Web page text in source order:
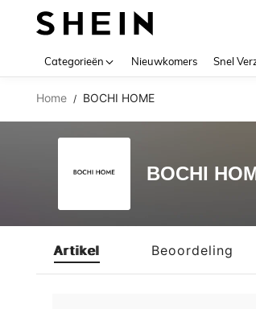
Categorieën Nieuwkomers Snel
Home / BOCHI HOME
BOCHI
Artikel Beoordeling